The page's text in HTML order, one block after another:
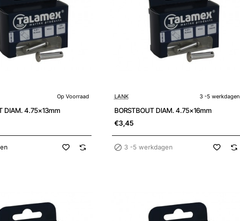
Op Voorraad
DIAM. 4.75x13mm
3 -5 werkdagen
LANK 3 -5 werkdagen
BORSTBOUT DIAM. 4.75x16mm
€3,45
3 -5 werkdagen